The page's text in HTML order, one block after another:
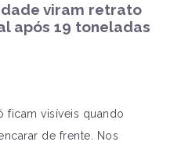
viram retrato
após 19 toneladas
ficam visíveis quando
de frente. Nos